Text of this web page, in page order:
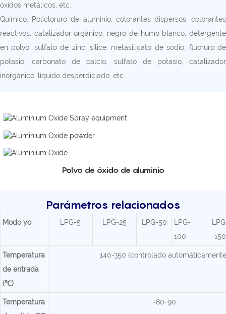
óxidos metálicos, etc.
Químico: Policloruro de aluminio, colorantes dispersos, colorantes
reactivos, catalizador orgánico, negro de humo blanco, detergente
en polvo, sulfato de zinc, sílice, metasilicato de sodio, fluoruro de
potasio, carbonato de calcio, sulfato de potasio, catalizador
inorgánico, líquido desperdiciado, etc.
Polvo de óxido de aluminio
Parámetros relacionados
Modoyo LPG-5 LPG-25 LPG-50
LPG-
100
150
Temperatura
de entrada
(℃)
140-350 (controlado
Temperatura
~80-90